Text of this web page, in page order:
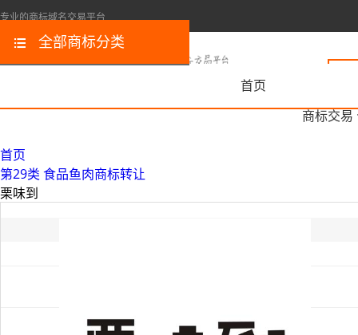
专业的商标域名交易平台
首页
商标交易
全部商标分类
首页
第29类 食品鱼肉商标转让
栗味到